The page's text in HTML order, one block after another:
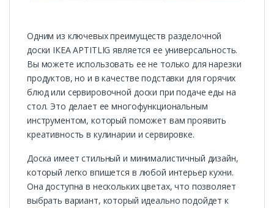
Одним из ключевых преимуществ разделочной
доски ІКЕА APTITLIG является ее универсальность.
Вы можете использовать ее не только для нарезки
продуктов, но и в качестве подставки для горячих
блюд или сервировочной доски при подаче еды на
стол. Это делает ее многофункциональным
инструментом, который поможет вам проявить
креативность в кулинарии и сервировке.
Доска имеет стильный и минималистичный дизайн,
который легко впишется в любой интерьер кухни.
Она доступна в нескольких цветах, что позволяет
выбрать вариант, который идеально подойдет к